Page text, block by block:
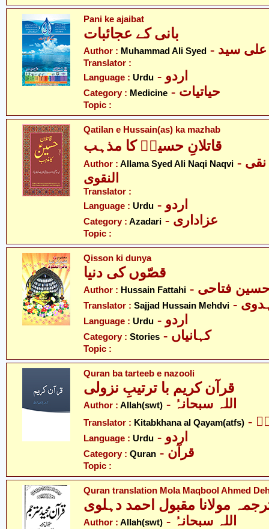
Pani ke ajaibat
بانی کے عجائبات
Author : Muhammad Ali Syed علی سید
Translator :
Language : Urdu - اردو
Category : Medicine - حیاتیات
Topic :
Qatilan e Hussain(as) ka mazhab
قاتلانِ حسینؑ کا مذہب
Author : Allama Syed Ali Naqi Naqvi - علامہ سید علی نقی
النقوی
Translator :
Language : Urdu - اردو
Category : Azadari - عزاداری
Topic :
Qisson ki dunya
قصّوں کی دنیا
Author : Hussain Fattahi حسین فتاحی
Translator : Sajjad Hussain Mehdvi
Language : Urdu - اردو
Category : Stories - کہانیاں
Topic :
Quran ba tarteeb e nazooli
قرآن کریم با ترتیبِ نزولی
Author : Allah(swt) - اللہ سبحانہُ
Translator : Kitabkhana al Qayam(atfs)
Language : Urdu - اردو
Category : Quran - قرآن
Topic :
Quran translation Mola Maqbool Ahmed
مولانا مقبول احمد دہلوی
Author : Allah(swt) - اللہ سبحانہُ